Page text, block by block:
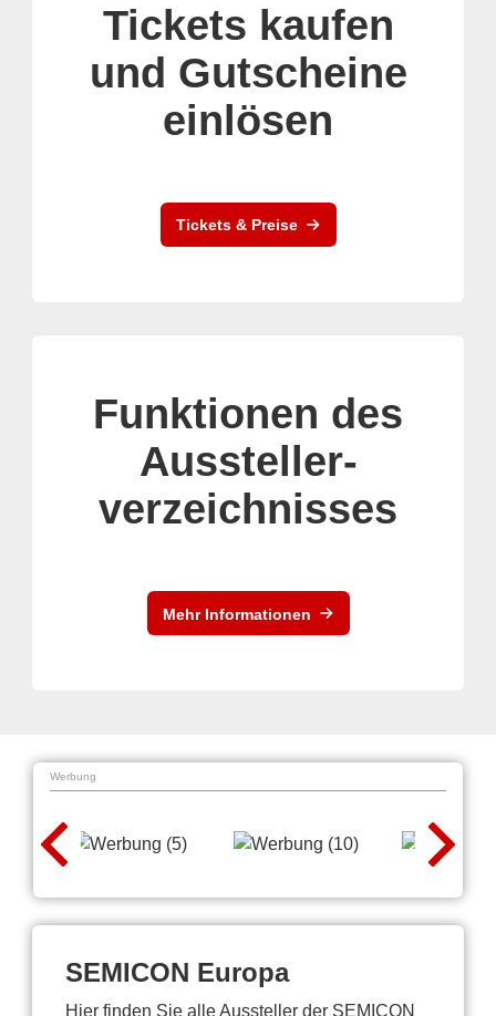
Tickets kaufen
und Gutscheine
einlösen
Tickets & Preise
Funktionen des
Aussteller-
verzeichnisses
Mehr Informationen
Werbung
SEMICON Europa
Hier finden Sie alle Aussteller der SEMICON